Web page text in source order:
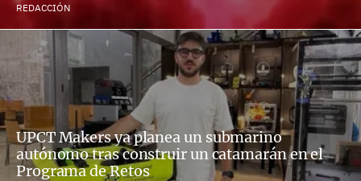
REDACCIÓN
UPCT Makers ya planea un submarino
autónomo tras construir un catamarán en el
Programa de Retos